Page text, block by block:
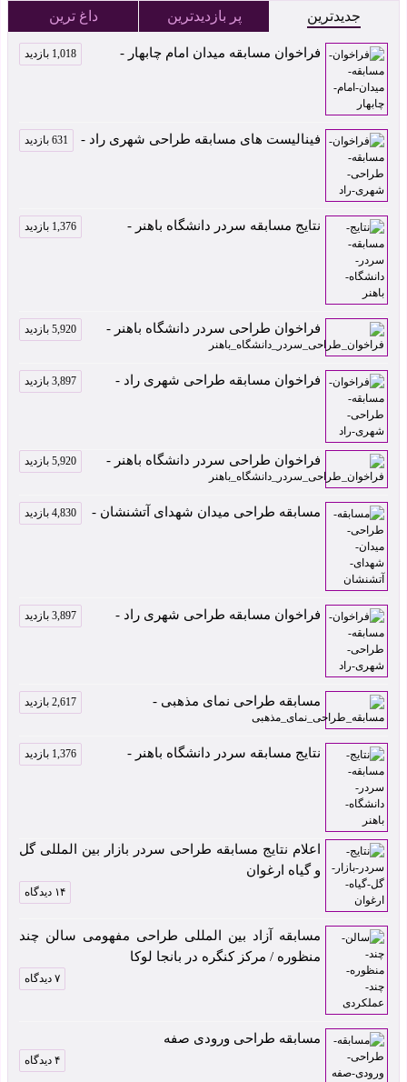
جدیدترین پر بازدیدترین داغ ترین
فراخوان مسابقه میدان امام چابهار - 1,018 بازدید
فینالیست های مسابقه طراحی شهری راد - 631 بازدید
نتایج مسابقه سردر دانشگاه باهنر - 1,376 بازدید
فراخوان طراحی سردر دانشگاه باهنر - 5,920 بازدید
فراخوان مسابقه طراحی شهری راد - 3,897 بازدید
فراخوان طراحی سردر دانشگاه باهنر - 5,920 بازدید
مسابقه طراحی میدان شهدای آتشنشان - 4,830 بازدید
فراخوان مسابقه طراحی شهری راد - 3,897 بازدید
مسابقه طراحی نمای مذهبی - 2,617 بازدید
نتایج مسابقه سردر دانشگاه باهنر - 1,376 بازدید
اعلام نتایج مسابقه طراحی سردر بازار بین المللی گل
و گیاه ارغوان
۱۴ دیدگاه
مسابقه آزاد بین المللی طراحی مفهومی سالن چند
منظوره / مرکز کنگره در بانجا لوکا
۷ دیدگاه
مسابقه طراحی ورودی صفه
۴ دیدگاه